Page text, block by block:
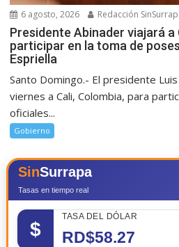
6 agosto, 2026 Redacción
Presidente Abinader viajará
participar en la toma de
Espriella
Santo Domingo.- El presidente
viernes a Cali, Colombia, para
oficiales...
Gobierno
SinSurrapa
Tasas en tiempo real
$
TASA DEL DÓLAR
RD$58.27